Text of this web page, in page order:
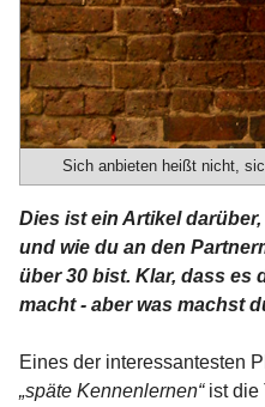
Sich anbieten heißt nicht,
Dies ist ein Artikel
und wie du an den
über 30 bist. Klar, dass es
macht - aber was machst
Eines der interessantesten
„späte Kennenlernen“ist die